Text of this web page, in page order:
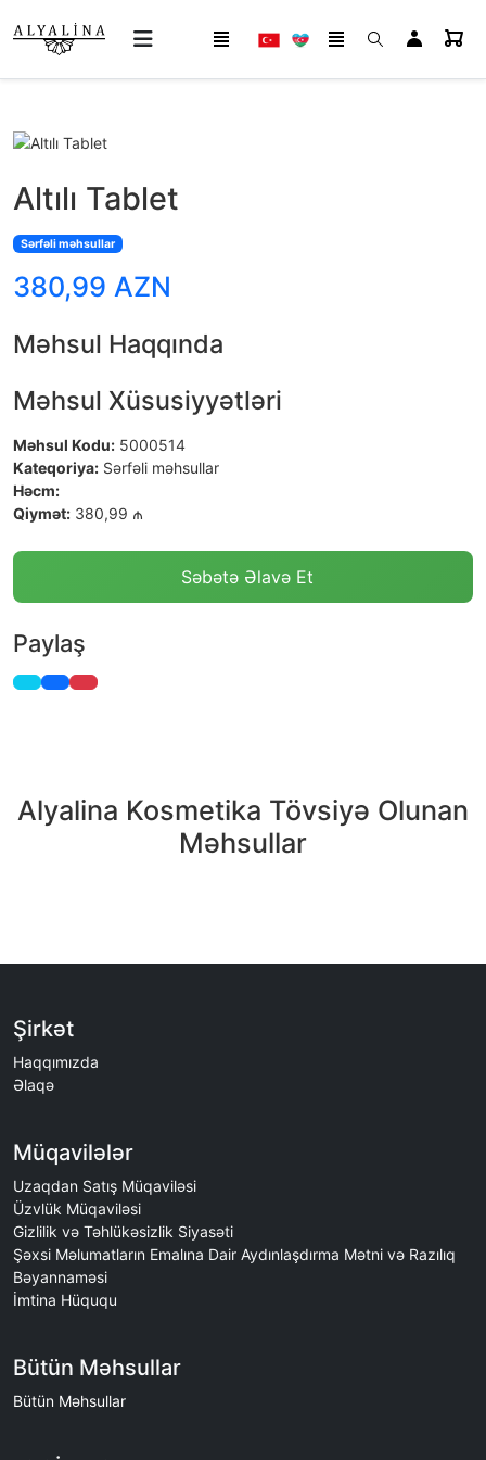
Altılı Tablet
Sərfəli məhsullar
380,99 AZN
Məhsul Haqqında
Məhsul Xüsusiyyətləri
Məhsul Kodu: 5000514
Kateqoriya: Sərfəli məhsullar
Həcm:
Qiymət: 380,99 ₼
Səbətə Əlavə Et
Paylaş
Alyalina Kosmetika Tövsiyə Olunan
Məhsullar
Şirkət
Haqqımızda
Əlaqə
Müqavilələr
Uzaqdan Satış Müqaviləsi
Üzvlük Müqaviləsi
Gizlilik və Təhlükəsizlik Siyasəti
Şəxsi Məlumatların Emalına Dair Aydınlaşdırma Mətni və Razılıq
Bəyannaməsi
İmtina Hüququ
Bütün Məhsullar
Bütün Məhsullar